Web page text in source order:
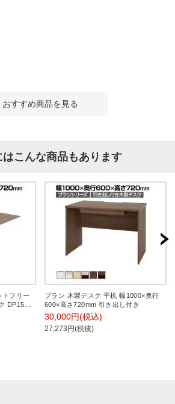
おすすめ商品を見る
こんな商品もあります
トフリー
DP15CF
カバー開
奥行
プラン 木製デスク 平机 幅1000×奥行
600×高さ720mm 引き出し付き
30,000円(税込)
27,273円(税抜)